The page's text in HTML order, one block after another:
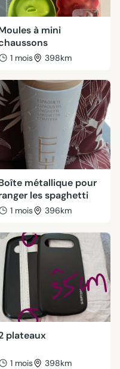
à mini
1 mois 398km
métallique pour
les spaghetti
1 mois 396km
plateaux
1 mois 398km